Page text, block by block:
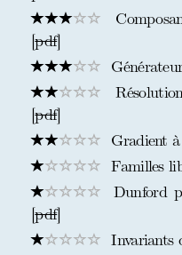
[pdf]
[pdf]
Gradient
Familles
Dunford
[pdf]
Invariants